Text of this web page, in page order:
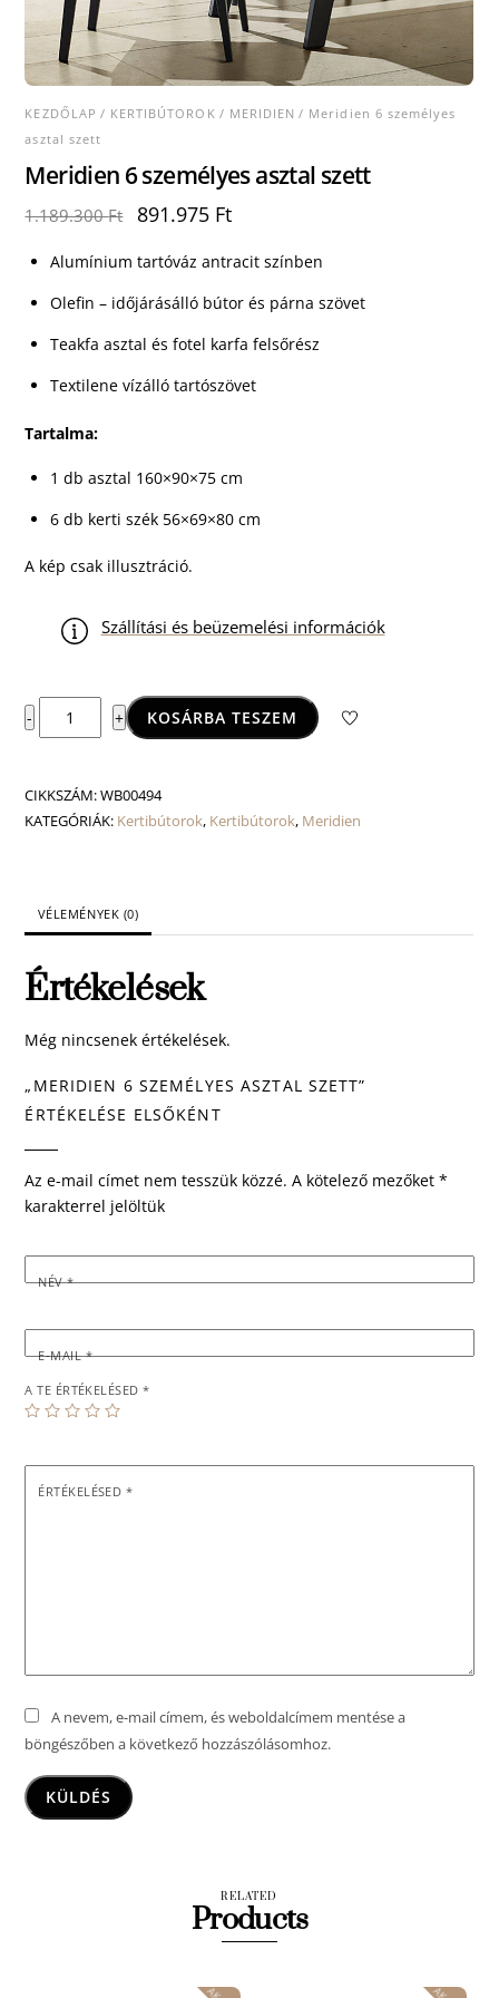
KEZDŐLAP / KERTIBÚTOROK / MERIDIEN / Meridien 6 személyes
asztal szett
Meridien 6 személyes asztal szett
1.189.300Ft
Original
was:
1.189.300 Ft.
891.975 FtCurrent
is:
891.975 Ft.
Alumínium tartóváz antracit színben
Olefin – időjárásálló bútor és párna szövet
Teakfa asztal és fotel karfa felsőrész
Textilene vízálló tartószövet
Tartalma:
1 db asztal 160×90×75 cm
6 db kerti szék 56×69×80 cm
A kép csak illusztráció.
Szállítási és beüzemelési információk
-
Meridien
6
asztal
szett
+ KOSÁRBA TESZEM
CIKKSZÁM:WB00494
KATEGÓRIÁK: Kertibútorok, Kertibútorok, Meridien
VÉLEMÉNYEK (0)
Értékelések
Még nincsenek értékelések.
„MERIDIEN 6 SZEMÉLYES ASZTAL SZETT”
ÉRTÉKELÉSE ELSŐKÉNT
Az e-mail címet nem tesszük közzé. A kötelező mezőket*
karakterrel jelöltük
NÉV*
E-MAIL*
A TE ÉRTÉKELÉSED*
ÉRTÉKELÉSED *
A nevem, e-mail címem, és weboldalcímem mentése a
böngészőben a következő hozzászólásomhoz.
RELATED
Products